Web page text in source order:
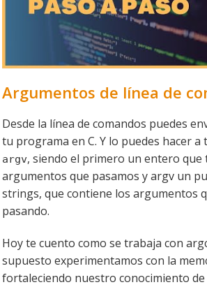
Argumentos de línea de
Desde la línea de comandos puedes
tu programa en C. Y lo puedes hacer a
argv, siendo el primero un entero que
argumentos que pasamos y argv un
strings, que contiene los argumentos
pasando.
Hoy te cuento como se trabaja con
supuesto experimentamos con la
fortaleciendo nuestro conocimiento